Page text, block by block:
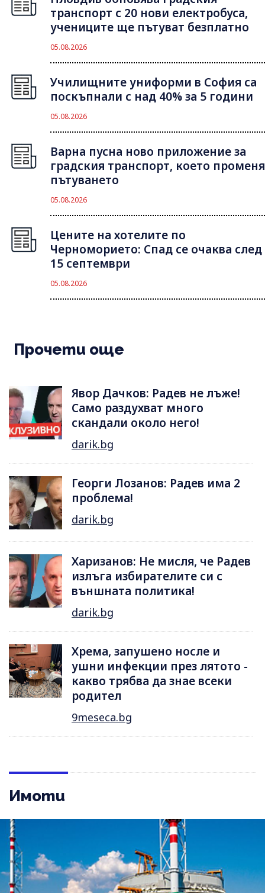
транспорт с 20 нови електробуса,
учениците ще пътуват безплатно
05.08.2026
Училищните униформи в София са
поскъпнали с над 40% за 5 години
05.08.2026
Варна пусна ново приложение за
градския транспорт, което променя
пътуването
05.08.2026
Цените на хотелите по
Черноморието: Спад се очаква след
15 септември
05.08.2026
Прочети още
Явор Дачков: Радев не лъже!
Само раздухват много
скандали около него!
darik.bg
Георги Лозанов: Радев има 2
проблема!
darik.bg
Харизанов: Не мисля, че Радев
излъга избирателите си с
външната политика!
darik.bg
Хрема, запушено носле и
ушни инфекции през лятотo -
какво трябва да знае всеки
родител
9meseca.bg
Имоти